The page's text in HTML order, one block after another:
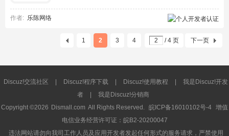
作者: 乐陈网络
1 2 3 4 / 4 页 下一页
Discuz!交流社区 Discuz!程序下载 Discuz!使用教程
我是Discuz!开发
者
我是Discuz!分销商
Copyright ©2026 Dismall.com All Rights Reserved. 皖ICP备16010102号-4 增值
电信业务经营许可证：皖B2-20200047
违法网站请勿向我司工作人员及应用开发者发起任何形式的服务请求，严禁使用